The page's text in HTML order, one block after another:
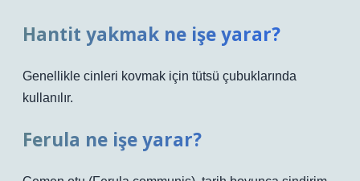
Hantit yakmak ne işe yarar?
Genellikle cinleri kovmak için tütsü çubuklarında
kullanılır.
Ferula ne işe yarar?